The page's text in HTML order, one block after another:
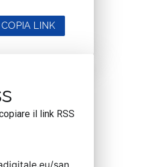
COPIA LINK
il link RSS